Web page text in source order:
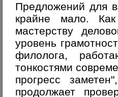
Предложений для
крайне мало.
мастерству
уровень
филолога,
тонкостями
прогресс
продолжает